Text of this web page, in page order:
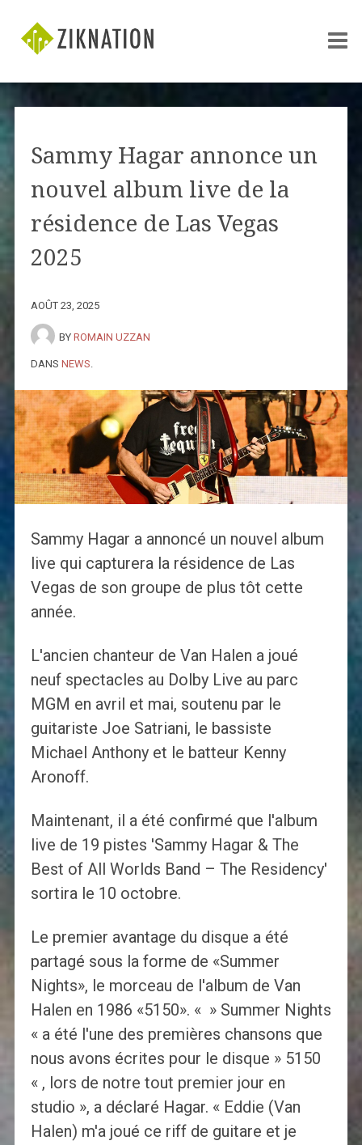
Sammy Hagar annonce un
nouvel album live de la
résidence de Las Vegas
2025
AOÛT 23, 2025
BY ROMAIN UZZAN
DANS NEWS
Sammy Hagar a annoncé un nouvel album
live qui capturera la résidence de Las
Vegas de son groupe de plus tôt cette
année.
L'ancien chanteur de Van Halen a joué
neuf spectacles au Dolby Live au parc
MGM en avril et mai, soutenu par le
guitariste Joe Satriani, le bassiste
Michael Anthony et le batteur Kenny
Aronoff.
Maintenant, il a été confirmé que l'album
live de 19 pistes 'Sammy Hagar & The
Best of All Worlds Band – The Residency'
sortira le 10 octobre.
Le premier avantage du disque a été
partagé sous la forme de «Summer
Nights», le morceau de l'album de Van
Halen en 1986 «5150». « » Summer Nights
« a été l'une des premières chansons que
nous avons écrites pour le disque » 5150
« , lors de notre tout premier jour en
studio », a déclaré Hagar. « Eddie (Van
Halen) m'a joué ce riff de guitare et je